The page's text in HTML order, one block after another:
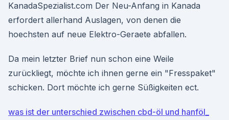
KanadaSpezialist.com Der Neu-Anfang in Kanada
erfordert allerhand Auslagen, von denen die
hoechsten auf neue Elektro-Geraete abfallen.
Da mein letzter Brief nun schon eine Weile
zurückliegt, möchte ich ihnen gerne ein "Fresspaket"
schicken. Dort möchte ich gerne Süßigkeiten ect.
was ist der unterschied zwischen cbd-öl und hanföl_